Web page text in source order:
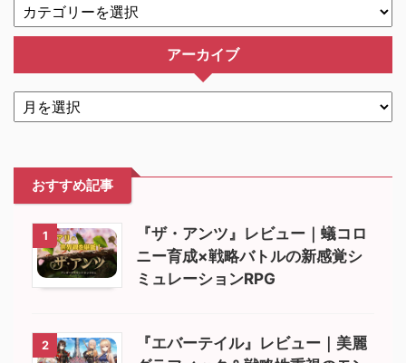
アーカイブ
おすすめ記事
1
『ザ・アンツ』レビュー｜蟻コロ
ニー育成×戦略バトルの新感覚シ
ミュレーションRPG
2
『エバーテイル』レビュー｜美麗